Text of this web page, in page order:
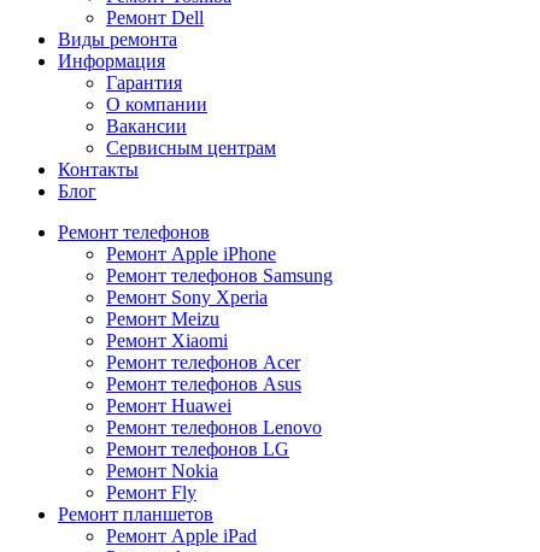
Ремонт Dell
Виды ремонта
Информация
Гарантия
О компании
Вакансии
Сервисным центрам
Контакты
Блог
Ремонт телефонов
Ремонт Apple iPhone
Ремонт телефонов Samsung
Ремонт Sony Xperia
Ремонт Meizu
Ремонт Xiaomi
Ремонт телефонов Acer
Ремонт телефонов Asus
Ремонт Huawei
Ремонт телефонов Lenovo
Ремонт телефонов LG
Ремонт Nokia
Ремонт Fly
Ремонт планшетов
Ремонт Apple iPad